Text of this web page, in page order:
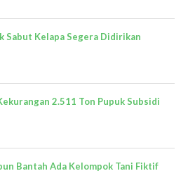
Sabut Kelapa Segera Didirikan
2.511 Ton Pupuk Subsidi
Bantah Ada Kelompok Tani Fiktif